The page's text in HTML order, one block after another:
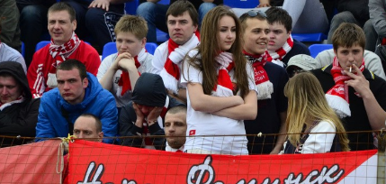
Фотки Отчеты Видео Фанату Стадионы О